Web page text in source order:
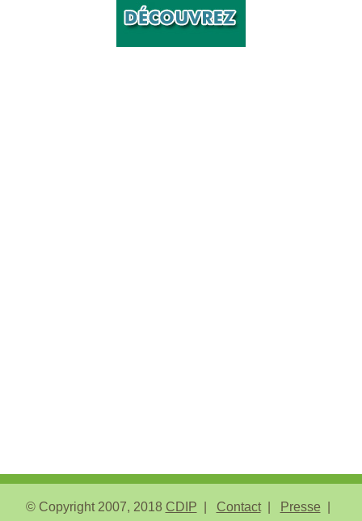
© Copyright 2007, 2018 CDIP Contact
Presse